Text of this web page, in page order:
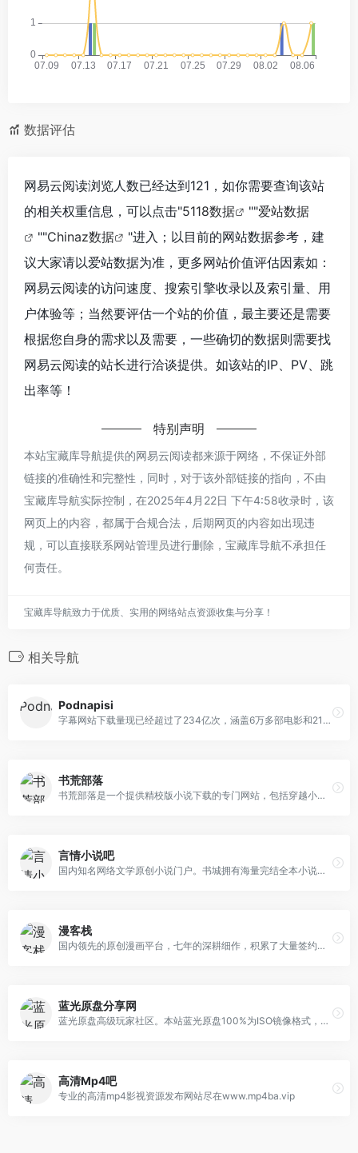
数据评估
网易云阅读浏览人数已经达到121，如你需要查询该站
的相关权重信息，可以点击"5118数据 ""爱站数据
""Chinaz数据
"进入；以目前的网站数据参考，建
议大家请以爱站数据为准，更多网站价值评估因素如：
网易云阅读的访问速度、搜索引擎收录以及索引量、用
户体验等；当然要评估一个站的价值，最主要还是需要
根据您自身的需求以及需要，一些确切的数据则需要找
网易云阅读的站长进行洽谈提供。如该站的IP、PV、跳
出率等！
特别声明
本站宝藏库导航提供的网易云阅读都来源于网络，不保证外部
链接的准确性和完整性，同时，对于该外部链接的指向，不由
宝藏库导航实际控制，在2025年4月22日 下午4:58收录时，该
网页上的内容，都属于合规合法，后期网页的内容如出现违
规，可以直接联系网站管理员进行删除，宝藏库导航不承担任
何责任。
宝藏库导航致力于优质、实用的网络站点资源收集与分享！
相关导航
Podnapisi
字幕网站下载量现已经超过了234亿次，涵盖6万多部电影和218万个字幕，支持超101种语言，其中还包括为听障人士提供的超11万个改编字幕。
书荒部落
书荒部落是一个提供精校版小说下载的专门网站，包括穿越小说、都市小说、言情小说、玄幻小说、文学名著等各类电子书免费下载。为读者搜集网络上质量最高的精校小说，以优化阅读体验，方便读者快速找到小说作品。
言情小说吧
国内知名网络文学原创小说门户。书城拥有海量完结全本小说，每日更新言情、都市、耽美、穿越、官场、重生、玄幻、女尊等小说的连载最新章节，定期发布阅读小说排行榜单。
漫客栈
国内领先的原创漫画平台，七年的深耕细作，积累了大量签约作者和精彩绝伦的漫画作品。来探索漫画的无限可能，这里不仅有《妖神记》、《非人哉》等热门漫画，还有更多独家内容等你来发掘。
蓝光原盘分享网
蓝光原盘高级玩家社区。本站蓝光原盘100%为ISO镜像格式，属于115网盘资源，蓝光电影每天更新，主要为港版、台版和大陆国行官方正版碟。
高清Mp4吧
专业的高清mp4影视资源发布网站尽在www.mp4ba.vip